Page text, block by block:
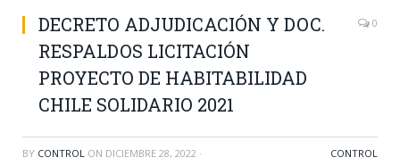
DECRETO ADJUDICACIÓN Y DOC.
RESPALDOS LICITACIÓN
PROYECTO DE HABITABILIDAD
CHILE SOLIDARIO 2021
0
BY CONTROL ON DICIEMBRE 28, 2022 · CONTROL